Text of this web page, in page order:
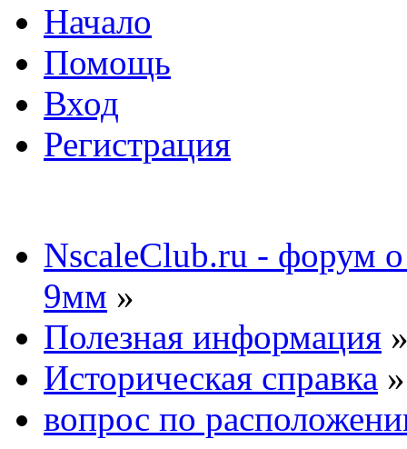
Начало
Помощь
Вход
Регистрация
NscaleClub.ru - форум
9мм »
Полезная информация
Историческая справка »
вопрос по